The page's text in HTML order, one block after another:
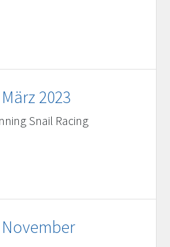
2023
Snail Racing